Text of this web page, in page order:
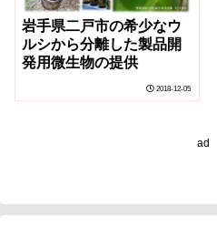
岩手県二戸市の希少なウ
ルシから分離した製品開
発用微生物の提供
2018-12-05
ad